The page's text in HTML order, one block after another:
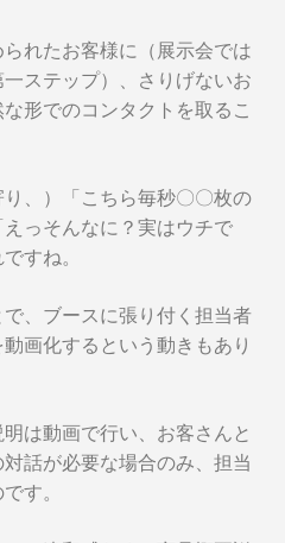
れたお客様に（展示会では
ステップ）、さりげないお
形でのコンタクトを取るこ
り、）「こちら毎秒〇〇枚の
っそんなに？実はウチで
すね。
、ブースに張り付く担当者
画化するという動きもあり
は動画で行い、お客さんと
話が必要な場合のみ、担当
す。